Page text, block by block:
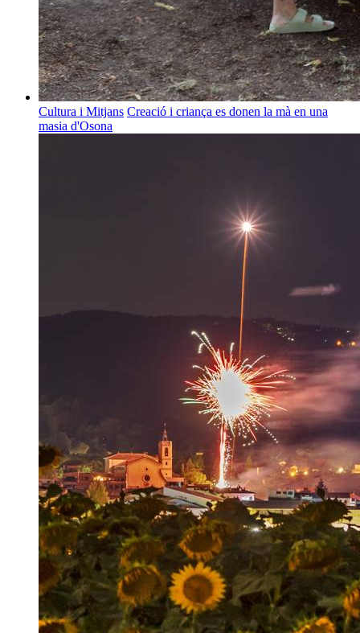
Cultura i Mitjans Creació i criança es donen la mà en una
masia d'Osona